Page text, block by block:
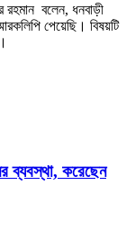
রহমান বলেন, ধনবাড়ী
পেয়েছি। বিষয়টি
ব্যবস্থা, করেছেন